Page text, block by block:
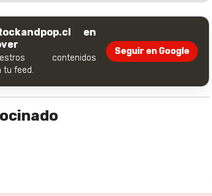
en
contenidos
tu feed.
Seguir en Google